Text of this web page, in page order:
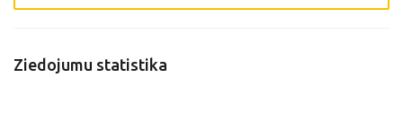
Ziedojumu statistika